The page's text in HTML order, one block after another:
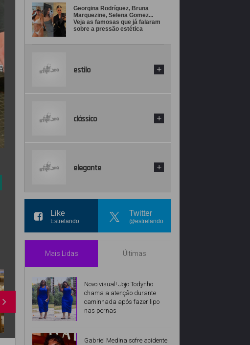
Georgina Rodríguez, Bruna
Marquezine, Selena Gomez...
Veja as famosas que já falaram
sobre a pressão estética
estilo +
clássico +
elegante +
Like
Estrelando
Twitter
@estrelando
Mais Lidas Últimas
Novo visual! Jojo Todynho
chama a atenção durante
caminhada após fazer lipo
nas pernas
Gabriel Medina sofre acidente